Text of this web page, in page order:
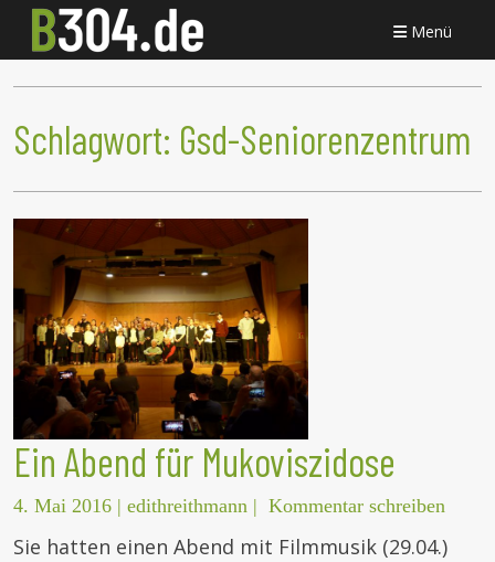
Menü
Schlagwort: Gsd-Seniorenzentrum
Ein Abend für Mukoviszidose
4. Mai 2016 | edithreithmann | Kommentar schreiben
Sie hatten einen Abend mit Filmmusik (29.04.)